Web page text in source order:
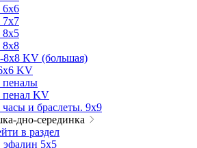
KV (большая)
KV
KV
и браслеты. 9x9
дно-серединка
в раздел
эфалин 5x5